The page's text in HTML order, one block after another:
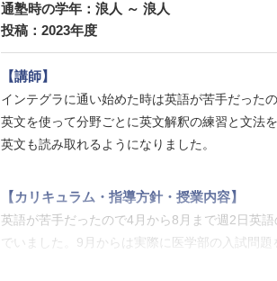
集団授業の塾よりは当然費用はかかりますが、
塾へ話を聞きに行きましたが、比較的安く抑え
【良かった点（改善してほしい点） 】
た。中堅～下位の私立医学部ならこの戦略で十
通塾時の学年：浪人 ～ 浪人
投稿：2023年度
【講師】
インテグラに通い始めた時は英語が苦手だった
英文を使って分野ごとに英文解釈の練習と文法
英文も読み取れるようになりました。
【カリキュラム・指導方針・授業内容】
英語が苦手だったので4月から8月まで週2日英
でいました。9月からは実際に医学部の入試問